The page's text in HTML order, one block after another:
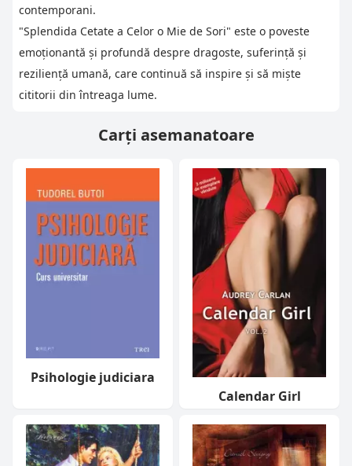
contemporani.
"Splendida Cetate a Celor o Mie de Sori" este o poveste
emoționantă și profundă despre dragoste, suferință și
reziliență umană, care continuă să inspire și să miște
cititorii din întreaga lume.
Carți asemanatoare
Psihologie judiciara
Calendar Girl